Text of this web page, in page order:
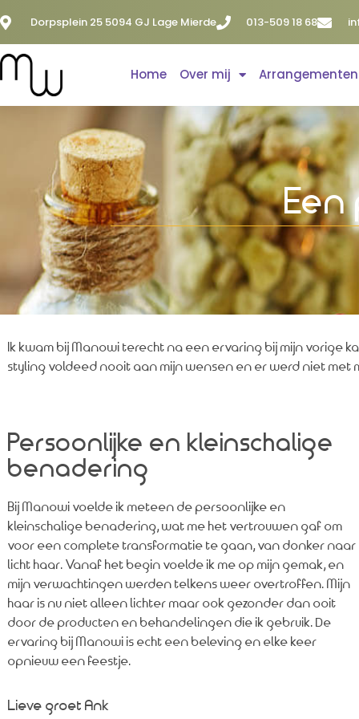
Dorpsplein 25 5094 GJ Lage Mierde 013-509 18 68
Home Over mij Arrangementen
Ik kwam bij Manowi terecht na een ervaring bij mijn vorige
styling voldeed nooit aan mijn wensen en er werd niet met
Persoonlijke en kleinschalige
benadering
Bij Manowi voelde ik meteen de persoonlijke en
kleinschalige benadering, wat me het vertrouwen gaf om
voor een complete transformatie te gaan, van donker naar
licht haar. Vanaf het begin voelde ik me op mijn gemak, en
mijn verwachtingen werden telkens weer overtroffen. Mijn
haar is nu niet alleen lichter maar ook gezonder dan ooit
door de producten en behandelingen die ik gebruik. De
ervaring bij Manowi is echt een beleving en elke keer
opnieuw een feestje.
Lieve groet Ank